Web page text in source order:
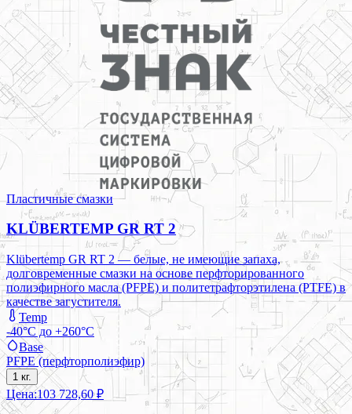
Пластичные смазки
KLÜBERTEMP GR RT 2
Klübertemp GR RT 2 — белые, не имеющие запаха,
долговременные смазки на основе перфторированного
полиэфирного масла (PFPE) и политетрафторэтилена (PTFE) в
качестве загустителя.
Temp
-40°C до +260°C
Base
PFPE (перфторполиэфир)
1 кг.
Цена:103 728,60 ₽